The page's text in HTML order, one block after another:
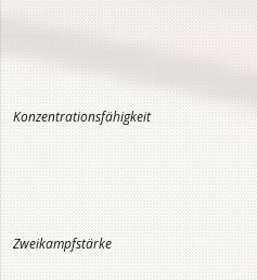
Konzentrationsfähigkeit
Zweikampfstärke